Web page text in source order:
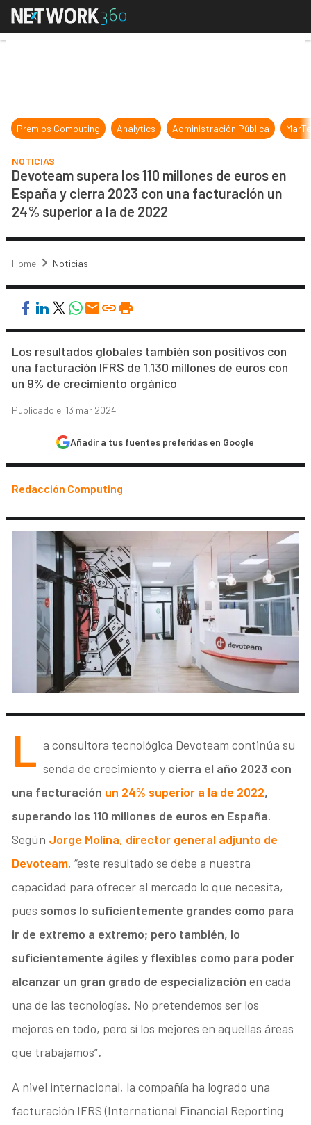
Devoteam supera los 110
Premios Computing Analytics Administración Pública
NOTICIAS
Devoteam supera los 110 millones de euros en
España y cierra 2023 con una facturación un
24% superior a la de 2022
Home Noticias
Los resultados globales también son positivos con
una facturación IFRS de 1.130 millones de euros con
un 9% de crecimiento orgánico
Publicado el 13 mar 2024
Añadir a tus fuentes preferidas en Google
Redacción Computing
L a consultora tecnológica Devoteam continúa su
senda de crecimiento y cierra el año 2023 con
una facturación un 24% superior a la de 2022,
superando los 110 millones de euros en España.
Según Jorge Molina, director general adjunto de
Devoteam, “este resultado se debe a nuestra
capacidad para ofrecer al mercado lo que necesita,
pues somos lo suficientemente grandes como para
ir de extremo a extremo; pero también, lo
suficientemente ágiles y flexibles como para poder
alcanzar un gran grado de especialización en cada
una de las tecnologías. No pretendemos ser los
mejores en todo, pero sí los mejores en aquellas áreas
que trabajamos”.
A nivel internacional, la compañía ha logrado una
facturación IFRS (International Financial Reporting